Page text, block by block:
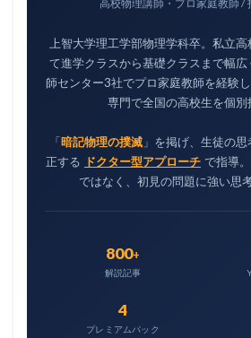
高校物理講師・プロ家庭教師 /
上智大学理工学部物理学科卒。私立
て進学クラスから基礎クラスまで幅
師センター3社でプロ家庭教師を経験
専門で全国の高校生を個別
「暗記物理の撲滅 」を掲げ、生徒の
正する ドクター型アプローチ で指導
ではなく、初見の問題に強い思
800+
解説記事
4
プレミアムパック